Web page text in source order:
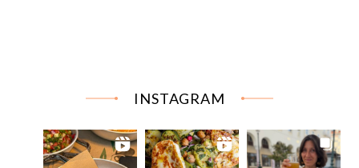
INSTAGRAM